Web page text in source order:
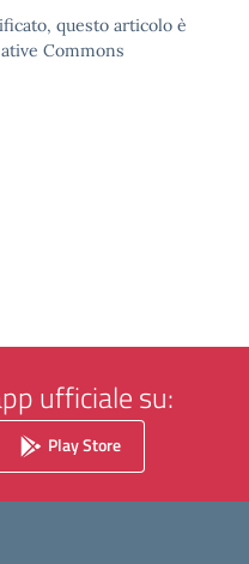
questo articolo è
Commons
ufficiale su:
Play Store